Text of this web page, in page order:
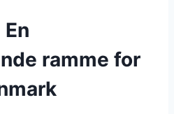
ramme for